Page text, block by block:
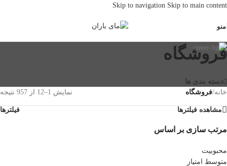
Skip to navigation Skip to main content
منو
فروشگاه
دسته بندی ها
خانه/فروشگاه نمایش 1–12 از 957 نتیجه
مشاهده فیلترها فیلترها
مرتب سازی بر اساس
محبوبیت
متوسط امتیاز